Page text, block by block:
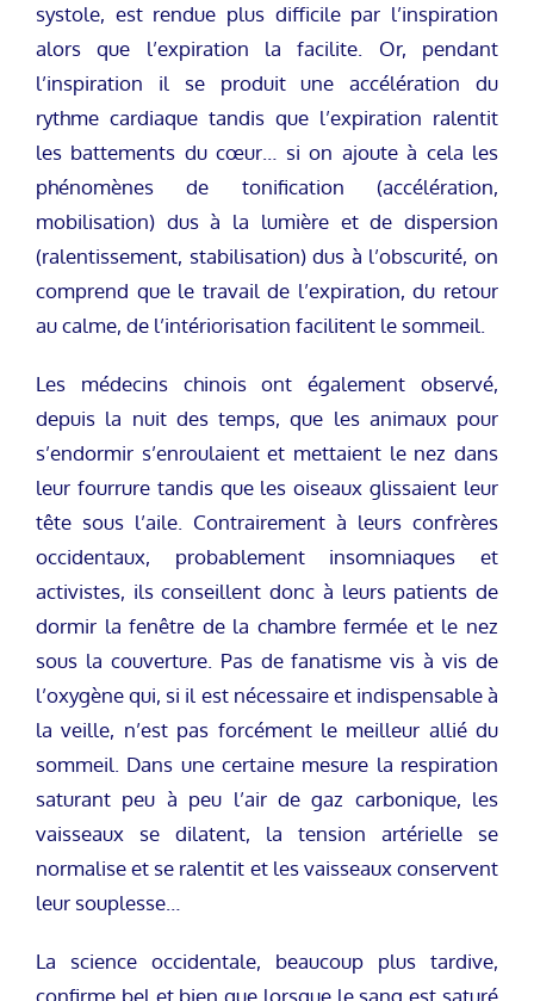
systole, est rendue plus difficile par l’inspiration
alors que l’expiration la facilite. Or, pendant
l’inspiration il se produit une accélération du
rythme cardiaque tandis que l’expiration ralentit
les battements du cœur… si on ajoute à cela les
phénomènes de tonification (accélération,
mobilisation) dus à la lumière et de dispersion
(ralentissement, stabilisation) dus à l’obscurité, on
comprend que le travail de l’expiration, du retour
au calme, de l’intériorisation facilitent le sommeil.
Les médecins chinois ont également observé,
depuis la nuit des temps, que les animaux pour
s’endormir s’enroulaient et mettaient le nez dans
leur fourrure tandis que les oiseaux glissaient leur
tête sous l’aile. Contrairement à leurs confrères
occidentaux, probablement insomniaques et
activistes, ils conseillent donc à leurs patients de
dormir la fenêtre de la chambre fermée et le nez
sous la couverture. Pas de fanatisme vis à vis de
l’oxygène qui, si il est nécessaire et indispensable à
la veille, n’est pas forcément le meilleur allié du
sommeil. Dans une certaine mesure la respiration
saturant peu à peu l’air de gaz carbonique, les
vaisseaux se dilatent, la tension artérielle se
normalise et se ralentit et les vaisseaux conservent
leur souplesse…
La science occidentale, beaucoup plus tardive,
confirme bel et bien que lorsque le sang est saturé